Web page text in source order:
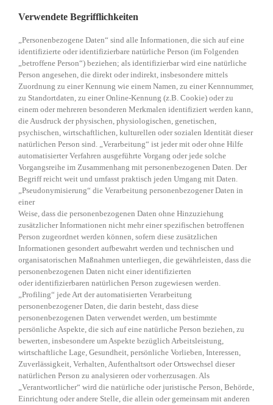
Verwendete Begrifflichkeiten
„Personenbezogene Daten“ sind alle Informationen, die sich auf eine
identifizierte oder identifizierbare natürliche Person (im Folgenden
„betroffene Person“) beziehen; als identifizierbar wird eine natürliche
Person angesehen, die direkt oder indirekt, insbesondere mittels
Zuordnung zu einer Kennung wie einem Namen, zu einer Kennnummer,
zu Standortdaten, zu einer Online-Kennung (z.B. Cookie) oder zu
einem oder mehreren besonderen Merkmalen identifiziert werden kann,
die Ausdruck der physischen, physiologischen, genetischen,
psychischen, wirtschaftlichen, kulturellen oder sozialen Identität dieser
natürlichen Person sind. „Verarbeitung“ ist jeder mit oder ohne Hilfe
automatisierter Verfahren ausgeführte Vorgang oder jede solche
Vorgangsreihe im Zusammenhang mit personenbezogenen Daten. Der
Begriff reicht weit und umfasst praktisch jeden Umgang mit Daten.
„Pseudonymisierung“ die Verarbeitung personenbezogener Daten in
einer
Weise, dass die personenbezogenen Daten ohne Hinzuziehung
zusätzlicher Informationen nicht mehr einer spezifischen betroffenen
Person zugeordnet werden können, sofern diese zusätzlichen
Informationen gesondert aufbewahrt werden und technischen und
organisatorischen Maßnahmen unterliegen, die gewährleisten, dass die
personenbezogenen Daten nicht einer identifizierten
oder identifizierbaren natürlichen Person zugewiesen werden.
„Profiling“ jede Art der automatisierten Verarbeitung
personenbezogener Daten, die darin besteht, dass diese
personenbezogenen Daten verwendet werden, um bestimmte
persönliche Aspekte, die sich auf eine natürliche Person beziehen, zu
bewerten, insbesondere um Aspekte bezüglich Arbeitsleistung,
wirtschaftliche Lage, Gesundheit, persönliche Vorlieben, Interessen,
Zuverlässigkeit, Verhalten, Aufenthaltsort oder Ortswechsel dieser
natürlichen Person zu analysieren oder vorherzusagen. Als
„Verantwortlicher“ wird die natürliche oder juristische Person, Behörde,
Einrichtung oder andere Stelle, die allein oder gemeinsam mit anderen